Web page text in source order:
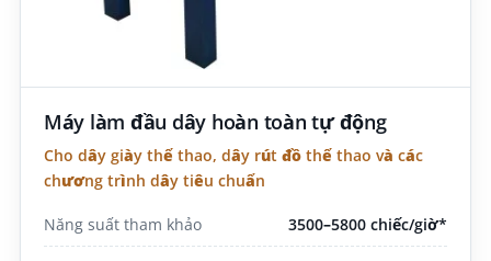
Máy làm đầu dây hoàn toàn tự động
Cho dây giày thể thao, dây rút đồ thể thao và các
chương trình dây tiêu chuẩn
Năng suất tham khảo 3500–5800 chiếc/giờ*